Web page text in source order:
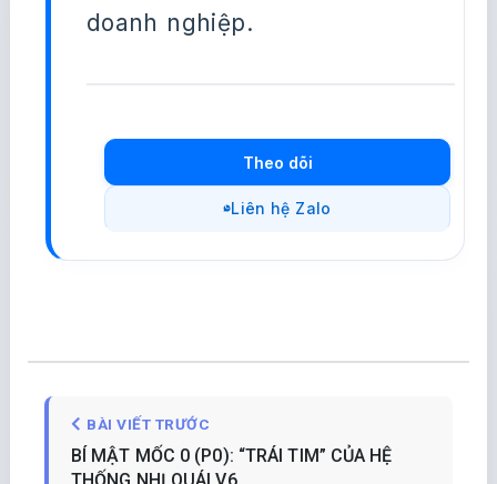
doanh nghiệp.
Theo dõi
Liên hệ Zalo
BÀI VIẾT TRƯỚC
BÍ MẬT MỐC 0 (P0): “TRÁI TIM” CỦA HỆ